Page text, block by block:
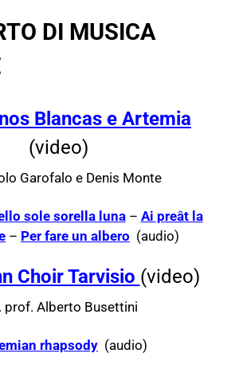
DI MUSICA
Blancas e Artemia
(video)
Garofalo e Denis Monte
sole sorella luna – Ai preât la
– Per fare un albero (audio)
Choir Tarvisio (video)
prof. Alberto Busettini
rhapsody (audio)